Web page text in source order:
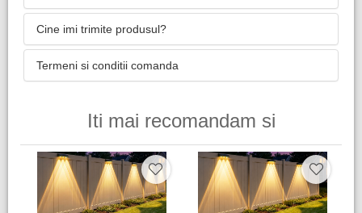
Cine imi trimite produsul?
Termeni si conditii comanda
Iti mai recomandam si